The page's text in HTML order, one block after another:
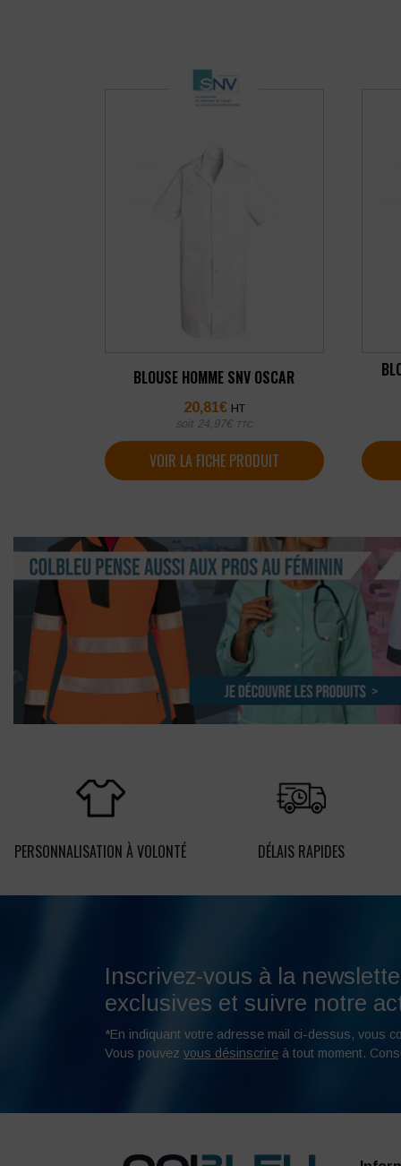
BLOUSE HOMME SNV OSCAR
20,81€ HT
soit 24,97€ TTC
VOIR LA FICHE PRODUIT
PERSONNALISATION À VOLONTÉ DÉLAIS RAPIDES
Inscrivez-vous à la
exclusives et suivre notre
*En indiquant votre adresse mail ci-dessus, vous
Vous pouvez vous désinscrire à tout moment.